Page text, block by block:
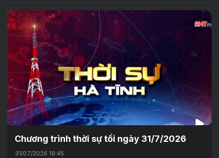
Chương trình thời sự tối ngày 31/7/2026
31/07/2026 19:45